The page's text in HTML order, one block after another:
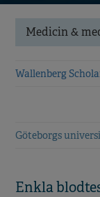
Medicin &
Wallenberg
Göteborgs
Enkla